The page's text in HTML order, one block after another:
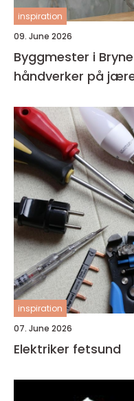
inspiration
09. June 2026
Byggmester i
håndverker på
inspiration
07. June 2026
Elektriker fetsund